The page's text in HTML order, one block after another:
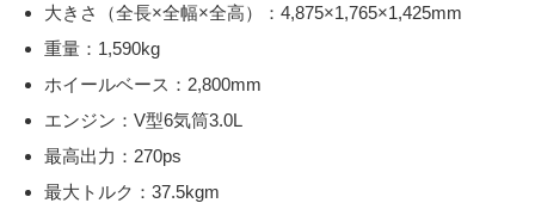
大きさ（全長×全幅×全高）：4,875×1,765×1,425mm
重量：1,590kg
ホイールベース：2,800mm
エンジン：V型6気筒3.0L
最高出力：270ps
最大トルク：37.5kgm